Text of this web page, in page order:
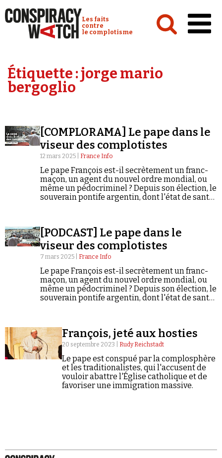
Conspiracy Watch :
Les faits
contre
le complotisme
Analyses
Émissions
Revues de presse
Faire un don
Demander à Vera
Étiquette :jorge mario
bergoglio
[COMPLORAMA] Le pape dans le
viseur des complotistes
12 mars 2025 | France Info
Le pape François est-il secrètement un franc-
maçon, un agent du nouvel ordre mondial, ou
même un pédocriminel ? Depuis son élection, le
souverain pontife argentin, dont l'état de santé
[PODCAST] Le pape dans le
viseur des complotistes
7 mars 2025 | France Info
Le pape François est-il secrètement un franc-
maçon, un agent du nouvel ordre mondial, ou
même un pédocriminel ? Depuis son élection, le
souverain pontife argentin, dont l'état de santé
François, jeté aux hosties
20 septembre 2023 | Rudy Reichstadt
Le pape est conspué par la complosphère
et les traditionalistes, qui l'accusent de
vouloir abattre l'Église catholique et de
favoriser une immigration massive.